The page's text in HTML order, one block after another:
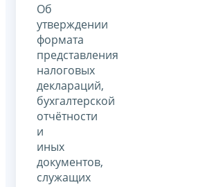
Об
утверждении
формата
представления
налоговых
деклараций,
бухгалтерской
отчётности
и
иных
документов,
служащих